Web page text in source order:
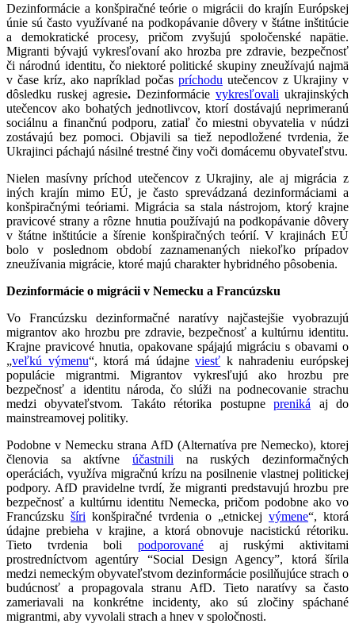
Dezinformácie a konšpiračné teórie o migrácii do krajín Európskej
únie sú často využívané na podkopávanie dôvery v štátne inštitúcie
a demokratické procesy, pričom zvyšujú spoločenské napätie.
Migranti bývajú vykresľovaní ako hrozba pre zdravie, bezpečnosť
či národnú identitu, čo niektoré politické skupiny zneužívajú najmä
v čase kríz, ako napríklad počas príchodu utečencov z Ukrajiny v
dôsledku ruskej agresie. Dezinformácie vykresľovali ukrajinských
utečencov ako bohatých jednotlivcov, ktorí dostávajú neprimeranú
sociálnu a finančnú podporu, zatiaľ čo miestni obyvatelia v núdzi
zostávajú bez pomoci. Objavili sa tiež nepodložené tvrdenia, že
Ukrajinci páchajú násilné trestné činy voči domácemu obyvateľstvu.
Nielen masívny príchod utečencov z Ukrajiny, ale aj migrácia z
iných krajín mimo EÚ, je často sprevádzaná dezinformáciami a
konšpiračnými teóriami. Migrácia sa stala nástrojom, ktorý krajne
pravicové strany a rôzne hnutia používajú na podkopávanie dôvery
v štátne inštitúcie a šírenie konšpiračných teórií. V krajinách EÚ
bolo v poslednom období zaznamenaných niekoľko prípadov
zneužívania migrácie, ktoré majú charakter hybridného pôsobenia.
Dezinformácie o migrácii v Nemecku a Francúzsku
Vo Francúzsku dezinformačné naratívy najčastejšie vyobrazujú
migrantov ako hrozbu pre zdravie, bezpečnosť a kultúrnu identitu.
Krajne pravicové hnutia, opakovane spájajú migráciu s obavami o
„veľkú výmenu“, ktorá má údajneviesť k nahradeniu európskej
populácie migrantmi. Migrantov vykresľujú ako hrozbu pre
bezpečnosť a identitu národa, čo slúži na podnecovanie strachu
medzi obyvateľstvom. Takáto rétorika postupnepreniká aj do
mainstreamovej politiky.
Podobne v Nemecku strana AfD (Alternatíva pre Nemecko), ktorej
členovia sa aktívne účastnili na ruských dezinformačných
operáciách, využíva migračnú krízu na posilnenie vlastnej politickej
podpory. AfD pravidelne tvrdí, že migranti predstavujú hrozbu pre
bezpečnosť a kultúrnu identitu Nemecka, pričom podobne ako vo
Francúzsku šíri konšpiračné tvrdenia o „etnickej výmene“, ktorá
údajne prebieha v krajine, a ktorá obnovuje nacistickú rétoriku.
Tieto tvrdenia boli podporované aj ruskými aktivitami
prostredníctvom agentúry “Social Design Agency”, ktorá šírila
medzi nemeckým obyvateľstvom dezinformácie posilňujúce strach o
budúcnosť a propagovala stranu AfD. Tieto naratívy sa často
zameriavali na konkrétne incidenty, ako sú zločiny spáchané
migrantmi, aby vyvolali strach a hnev v spoločnosti.